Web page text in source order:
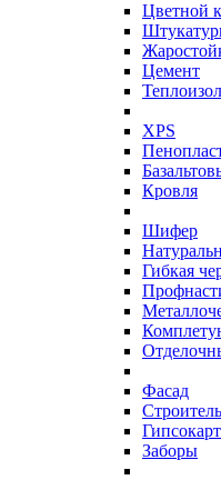
Цветной
Цемент
XPS
Кровля
Шифер
Гибкая
Фасад
Заборы